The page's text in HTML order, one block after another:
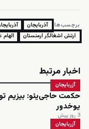
برچسب‌ها: آذربایجان
ارتش اشغالگر ارمنستان
اخبار مرتبط
آزربایجان
حکمت حاجی‌یئو: بیزیم
یوخدور
3 روز پیش
آزربایجان